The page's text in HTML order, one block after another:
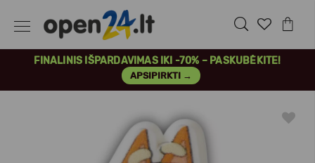
FINALINIS IŠPARDAVIMAS IKI -70% – PASKUBĖKITE!
APSIPIRKTI →